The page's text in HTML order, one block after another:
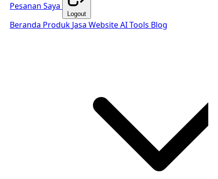
Pesanan Saya
Logout
Beranda Produk Jasa WebsiteAI Tools Blog